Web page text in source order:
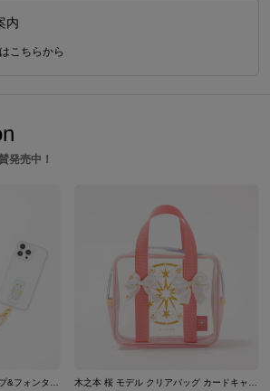
内
こちらから
発売中！
&フォンタブ カードキャプターさくら クリアカード編
木之本 桜 モデル クリアバッグ カードキャプタ